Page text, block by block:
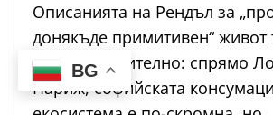
Описанията на Рендъл за
донякъде примитивен“ живот
четат сравнително: спрямо
Париж, софийската
BG